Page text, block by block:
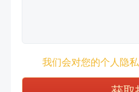
我们会对您的个人隐